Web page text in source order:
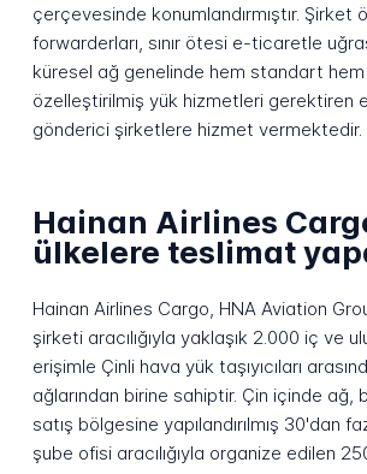
çerçevesinde konumlandırmıştır. Şirket
forwarderları, sınır ötesi e-ticaretle
küresel ağ genelinde hem standart
özelleştirilmiş yük hizmetleri gerektiren
gönderici şirketlere hizmet vermektedir.
Hainan Airlines
ülkelere teslimat
Hainan Airlines Cargo, HNA Aviation
şirketi aracılığıyla yaklaşık 2.000 iç ve
erişimle Çinli hava yük taşıyıcıları
ağlarından birine sahiptir. Çin içinde ağ,
satış bölgesine yapılandırılmış 30'dan
şube ofisi aracılığıyla organize edilen